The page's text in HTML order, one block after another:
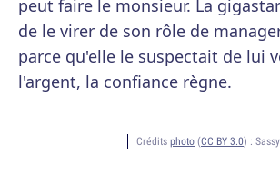
peut faire le monsieur. La
de le virer de son rôle de
parce qu'elle le suspectait de lui
l'argent, la confiance règne.
Crédits photo (CC BY 3.0) : Sassy